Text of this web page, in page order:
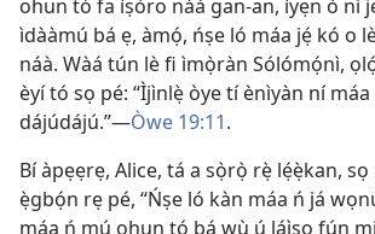
ohun tó fa ìṣòro náà gan-an, ìyẹn ò ní
ìdààmú bá ẹ, àmọ́, ńṣe ló máa jẹ́ kó o
náà. Wàá tún lè fi ìmọ̀ràn Sólómọ́nì,
èyí tó sọ pé: “Ìjìnlẹ̀ òye tí ènìyàn ní
dájúdájú.”—Òwe 19:11.
Bí àpẹẹrẹ, Alice, tá a sọ̀rọ̀ rẹ̀ lẹ́ẹ̀kan,
ẹ̀gbọ́n rẹ pé, “Ńṣe ló kàn máa ń já
máa ń mú ohun tó bá wù ú láìsọ fún